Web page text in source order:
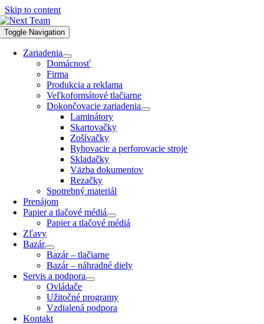
Skip to content
Toggle Navigation
Zariadenia
Domácnosť
Firma
Produkcia a reklama
Veľkoformátové tlačiarne
Dokončovacie zariadenia
Laminátory
Skartovačky
Zošívačky
Ryhovacie a perforovacie stroje
Skladačky
Väzba dokumentov
Rezačky
Spotrebný materiál
Prenájom
Papier a tlačové médiá
Papier a tlačové médiá
Zľavy
Bazár
Bazár – tlačiarne
Bazár – náhradné diely
Servis a podpora
Ovládače
Užitočné programy
Vzdialená podpora
Kontakt